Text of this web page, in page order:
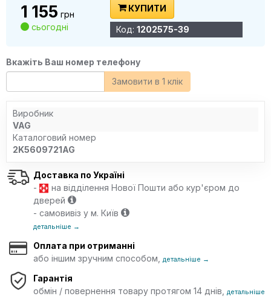
1 155 грн
сьогодні
КУПИТИ
Код: 1202575-39
Вкажіть Ваш номер телефону
Замовити в 1 клік
Виробник
VAG
Каталоговий номер
2K5609721AG
Доставка по Україні
-
на відділення Нової Пошти або кур'єром до
дверей
- самовивіз у м. Київ
детальніше →
Оплата при отриманні
або іншим зручним способом,
детальніше →
Гарантія
обмін / повернення товару протягом 14 днів,
детальніше